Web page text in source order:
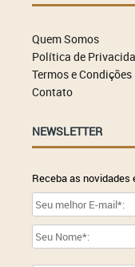
Quem Somos
Política de
Termos e Condições
Contato
NEWSLETTER
Receba as